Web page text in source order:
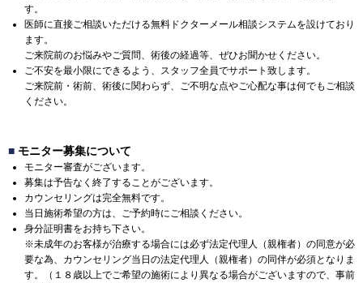
す。
医師に直接ご相談いただける無料ドクターメール相談システムを設けており
ます。
ご来院前のお悩みやご質問、術後の経過等、ぜひお聞かせください。
ご不安を最小限にできるよう、スタッフ全員でサポート致します。
ご来院前・術前、術後に関わらず、ご不明な点やご心配な事は何でもご相談
ください。
■ モニター募集について
モニター審査がございます。
募集は予告なく終了することがございます。
カウンセリングは完全無料です。
当日施術希望の方は、ご予約時にご相談ください。
身分証明書をお持ち下さい。
※未成年のお客様が治療する場合には必ず法定代理人（親権者）の同意が必
要な為、カウンセリング当日の法定代理人（親権者）の同伴が必須となりま
す。（１８歳以上でご希望の施術により異なる場合がございますので、事前